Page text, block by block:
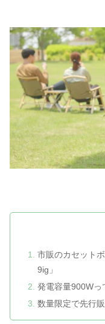
市販のカセット
9ig」
発電容量900Wっ
数量限定で先行